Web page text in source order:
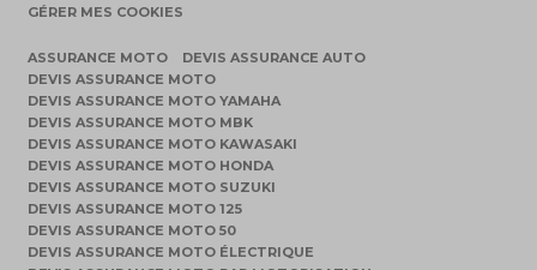
GÉRER MES COOKIES
ASSURANCE MOTO
DEVIS ASSURANCE AUTO
DEVIS ASSURANCE MOTO
DEVIS ASSURANCE MOTO YAMAHA
DEVIS ASSURANCE MOTO MBK
DEVIS ASSURANCE MOTO KAWASAKI
DEVIS ASSURANCE MOTO HONDA
DEVIS ASSURANCE MOTO SUZUKI
DEVIS ASSURANCE MOTO 125
DEVIS ASSURANCE MOTO 50
DEVIS ASSURANCE MOTO ÉLECTRIQUE